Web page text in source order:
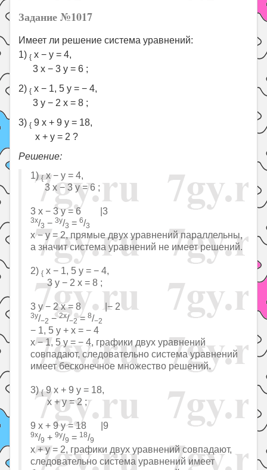
Задание №1017
Имеет ли решение система уравнений:
1) { x − y = 4,
3 x − 3 y = 6 ;
2) { x − 1, 5 y = − 4,
3 y − 2 x = 8 ;
3) { 9 x + 9 y = 18,
x + y = 2 ?
Решение:
1){x − y = 4,
3 x − 3 y = 6 ;
3 x − 3 y = 6 |3
3x/3 −3y/3 =6/3
x − y = 2, прямые двух уравнений параллельны,
а значит система уравнений не имеет решений.
2) { x − 1, 5 y = − 4,
3 y − 2 x = 8 ;
3 y − 2 x = 8 |− 2
3y/−2 −2x/−2=8/−2
− 1, 5 y + x = − 4
x − 1, 5 y = − 4, графики двух уравнений
совпадают, следовательно система уравнений
имеет бесконечное множество решений.
3){9 x + 9 y = 18,
x + y = 2 ;
9 x + 9 y = 18 |9
9x/9 +9y/9 = 18/9
x + y = 2, графики двух уравнений совпадают,
следовательно система уравнений имеет